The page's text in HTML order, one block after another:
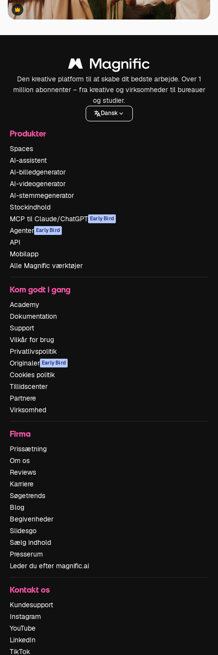
Premium
Premium
Den kreative platform til at skabe dit bedste arbejde. Over 1
million abonnenter – fra kreative og virksomheder til bureauer
og studier.
Dansk
Produkter
Spaces
AI-assistent
AI-billedgenerator
AI-videogenerator
AI-stemmegenerator
Stockindhold
MCP til Claude/ChatGPT Early Bird
Agenter Early Bird
API
Mobilapp
Alle Magnific værktøjer
Kom godt i gang
Academy
Dokumentation
Support
Vilkår for brug
Privatlivspolitik
Originaler Early Bird
Cookies politik
Tillidscenter
Partnere
Virksomhed
Firma
Prissætning
Om os
Reviews
Karriere
Søgetrends
Blog
Begivenheder
Slidesgo
Sælg indhold
Presserum
Leder du efter magnific.ai
Kontakt os
Kundesupport
Instagram
YouTube
LinkedIn
TikTok